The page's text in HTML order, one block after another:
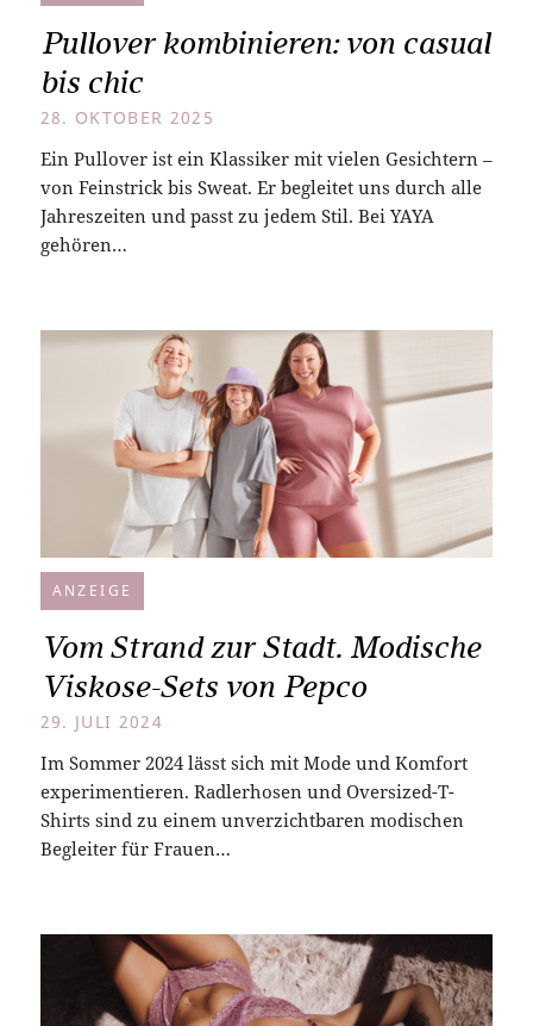
Pullover kombinieren: von casual
bis chic
28. OKTOBER 2025
Ein Pullover ist ein Klassiker mit vielen Gesichtern –
von Feinstrick bis Sweat. Er begleitet uns durch alle
Jahreszeiten und passt zu jedem Stil. Bei YAYA
gehören…
ANZEIGE
Vom Strand zur Stadt. Modische
Viskose-Sets von Pepco
29. JULI 2024
Im Sommer 2024 lässt sich mit Mode und Komfort
experimentieren. Radlerhosen und Oversized-T-
Shirts sind zu einem unverzichtbaren modischen
Begleiter für Frauen…